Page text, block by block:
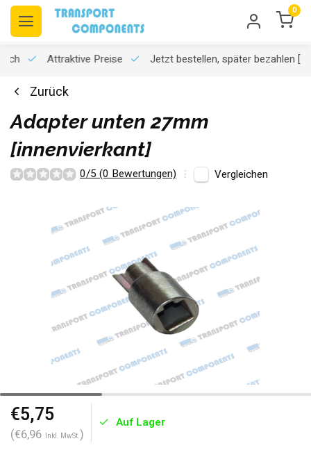
0
Attraktive Preise Jetzt bestellen, später bezahlen
Zurück
Adapter unten 27mm
[innenvierkant]
0/5 (0 Bewertungen) Vergleichen
€5,75
(€6,96 Inkl. MwSt.)
Auf Lager